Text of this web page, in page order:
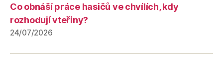
Co obnáší práce hasičů ve chvílích, kdy
rozhodují vteřiny?
24/07/2026